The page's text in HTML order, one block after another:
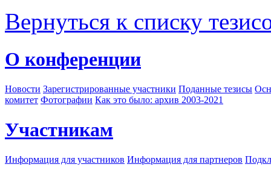
Вернуться к списку
О конференции
Новости Зарегистрированные участники Поданные тезисы
комитет Фотографии Как это было: архив 2003-2021
Участникам
Информация для участников Информация для партнеров